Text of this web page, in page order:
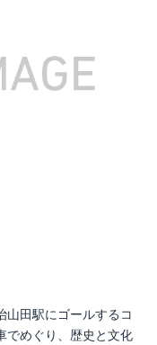
山田駅にゴールするコ
でめぐり、歴史と文化